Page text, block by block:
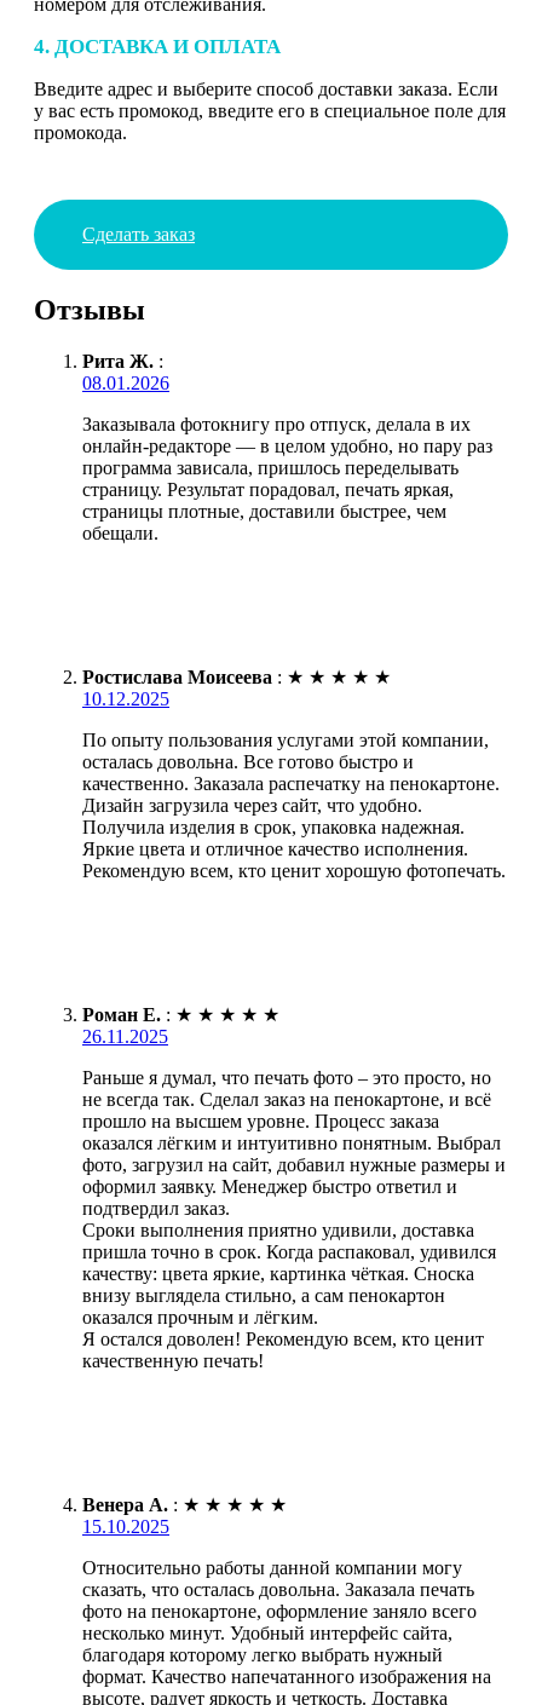
4. ДОСТАВКА И ОПЛАТА
Введите адрес и выберите способ доставки заказа. Если
у вас есть промокод, введите его в специальное поле для
промокода.
Сделать заказ
Отзывы
Рита Ж. :
08.01.2026
Заказывала фотокнигу про отпуск, делала в их
онлайн-редакторе — в целом удобно, но пару раз
программа зависала, пришлось переделывать
страницу. Результат порадовал, печать яркая,
страницы плотные, доставили быстрее, чем
обещали.
Ростислава Моисеева : ★ ★ ★ ★ ★
10.12.2025
По опыту пользования услугами этой компании,
осталась довольна. Все готово быстро и
качественно. Заказала распечатку на пенокартоне.
Дизайн загрузила через сайт, что удобно.
Получила изделия в срок, упаковка надежная.
Яркие цвета и отличное качество исполнения.
Рекомендую всем, кто ценит хорошую фотопечать.
Роман Е. : ★ ★ ★ ★ ★
26.11.2025
Раньше я думал, что печать фото – это просто, но
не всегда так. Сделал заказ на пенокартоне, и всё
прошло на высшем уровне. Процесс заказа
оказался лёгким и интуитивно понятным. Выбрал
фото, загрузил на сайт, добавил нужные размеры и
оформил заявку. Менеджер быстро ответил и
подтвердил заказ.
Сроки выполнения приятно удивили, доставка
пришла точно в срок. Когда распаковал, удивился
качеству: цвета яркие, картинка чёткая. Сноска
внизу выглядела стильно, а сам пенокартон
оказался прочным и лёгким.
Я остался доволен! Рекомендую всем, кто ценит
качественную печать!
Венера А. : ★ ★ ★ ★ ★
15.10.2025
Относительно работы данной компании могу
сказать, что осталась довольна. Заказала печать
фото на пенокартоне, оформление заняло всего
несколько минут. Удобный интерфейс сайта,
благодаря которому легко выбрать нужный
формат. Качество напечатанного изображения на
высоте, радует яркость и четкость. Доставка